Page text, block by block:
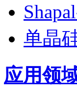
单晶
应用领